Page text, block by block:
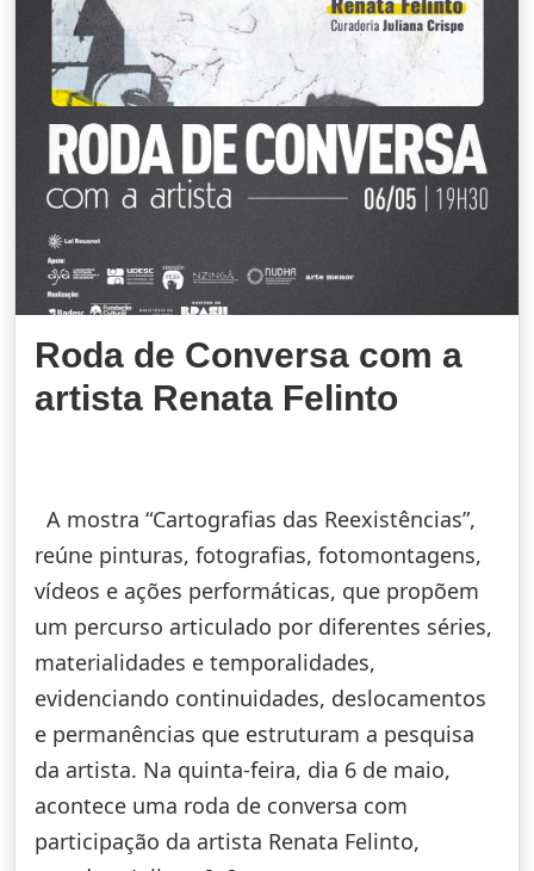
Roda de Conversa com a
artista Renata Felinto
A mostra “Cartografias das Reexistências”,
reúne pinturas, fotografias, fotomontagens,
vídeos e ações performáticas, que propõem
um percurso articulado por diferentes séries,
materialidades e temporalidades,
evidenciando continuidades, deslocamentos
e permanências que estruturam a pesquisa
da artista. Na quinta-feira, dia 6 de maio,
acontece uma roda de conversa com
participação da artista Renata Felinto,